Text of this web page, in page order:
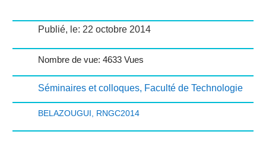
Publié, le: 22 octobre 2014
Nombre de vue: 4633 Vues
Séminaires et colloques, Faculté de Technologie
BELAZOUGUI RNGC2014